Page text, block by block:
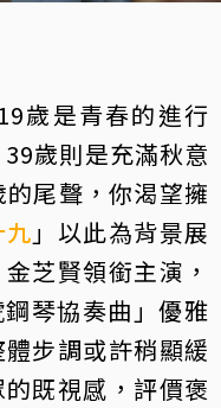
歲是青春的進行
歲則是充滿秋意
尾聲，你渴望擁
九 」以此為背景展
金芝賢領銜主演，
琴協奏曲」優雅
步調或許稍顯緩
既視感，評價褒